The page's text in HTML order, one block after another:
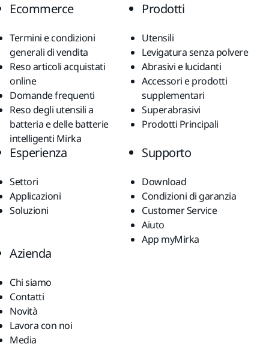
Ecommerce
Termini e condizioni
generali di vendita
Reso articoli acquistati
online
Domande frequenti
Reso degli utensili a
batteria e delle batterie
intelligenti Mirka
Prodotti
Utensili
Levigatura senza polvere
Abrasivi e lucidanti
Accessori e prodotti
supplementari
Superabrasivi
Prodotti Principali
Esperienza
Settori
Applicazioni
Soluzioni
Supporto
Download
Condizioni di garanzia
Customer Service
Aiuto
App myMirka
Azienda
Chi siamo
Contatti
Novità
Lavora con noi
Media